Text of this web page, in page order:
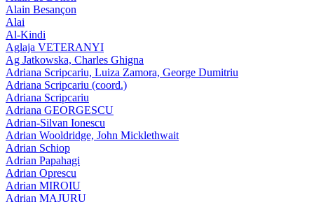
Alain Besançon
Alai
Al-Kindi
Aglaja VETERANYI
Ag Jatkowska, Charles Ghigna
Adriana Scripcariu, Luiza Zamora, George Dumitriu
Adriana Scripcariu (coord.)
Adriana Scripcariu
Adriana GEORGESCU
Adrian-Silvan Ionescu
Adrian Wooldridge, John Micklethwait
Adrian Schiop
Adrian Papahagi
Adrian Oprescu
Adrian MIROIU
Adrian MAJURU